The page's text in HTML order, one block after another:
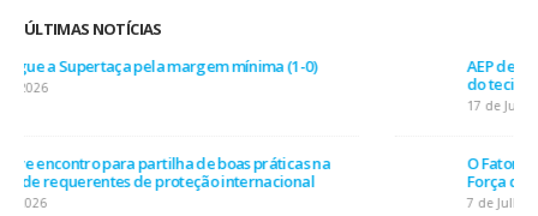
ÚLTIMAS NOTÍCIAS
AEP desafia empresas na QSP Summit e revela prioridades
O Fator Humano na Era Algorítmica: As Grandes Linhas de
Força do QSP Summit 2026